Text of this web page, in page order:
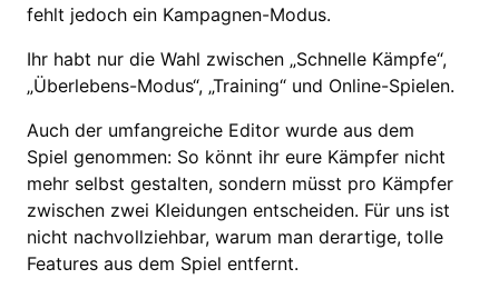
fehlt jedoch ein Kampagnen-Modus.
Ihr habt nur die Wahl zwischen „Schnelle Kämpfe“,
„Überlebens-Modus“, „Training“ und Online-Spielen.
Auch der umfangreiche Editor wurde aus dem
Spiel genommen: So könnt ihr eure Kämpfer nicht
mehr selbst gestalten, sondern müsst pro Kämpfer
zwischen zwei Kleidungen entscheiden. Für uns ist
nicht nachvollziehbar, warum man derartige, tolle
Features aus dem Spiel entfernt.